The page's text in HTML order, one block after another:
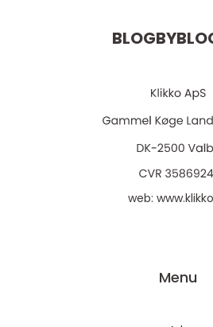
web:
Menu